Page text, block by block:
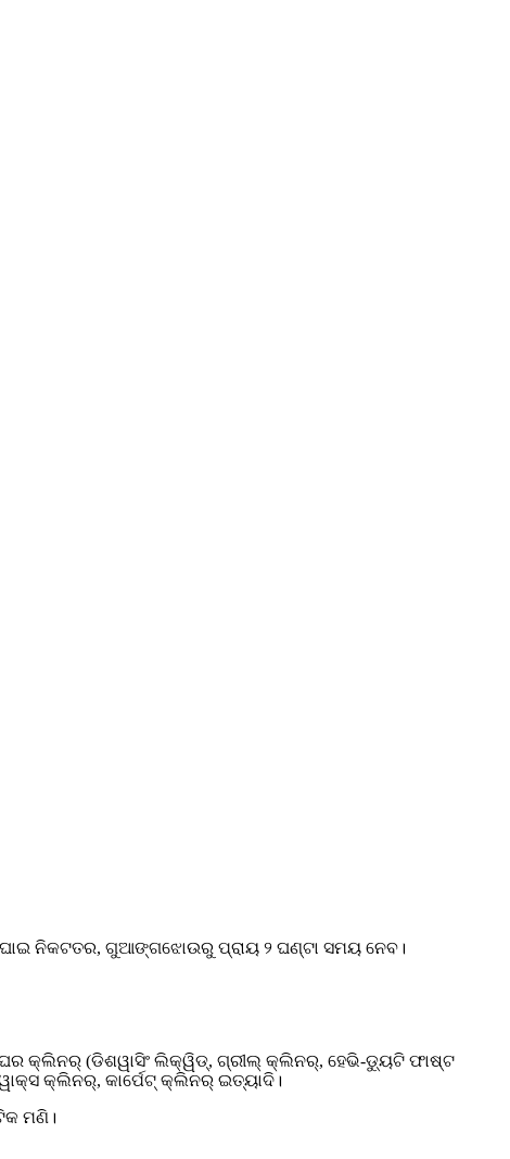
ନିକଟତର, ଗୁଆଙ୍ଗଝୋଉରୁ ପ୍ରାୟ ୨ ଘଣ୍ଟା ସମୟ ନେବ।
କ୍ଲିନର୍ (ଡିଶୱାସିଂ ଲିକ୍ୱିଡ୍, ଗ୍ରୀଲ୍ କ୍ଲିନର୍, ହେଭି-ଡ୍ୟୁଟି ଫାଷ୍ଟ
କ୍ଲିନର୍, କାର୍ପେଟ୍ କ୍ଲିନର୍ ଇତ୍ୟାଦି।
ମଣି।